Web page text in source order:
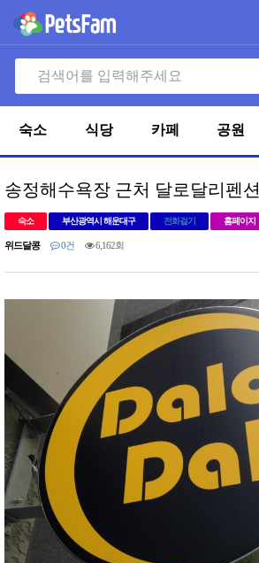
숙소 식당 카페 공원
송정해수욕장 근처 달로달리펜션
숙소 부산광역시 해운대구 전화걸기 홈페이지
위드달콩 0건 6,162회